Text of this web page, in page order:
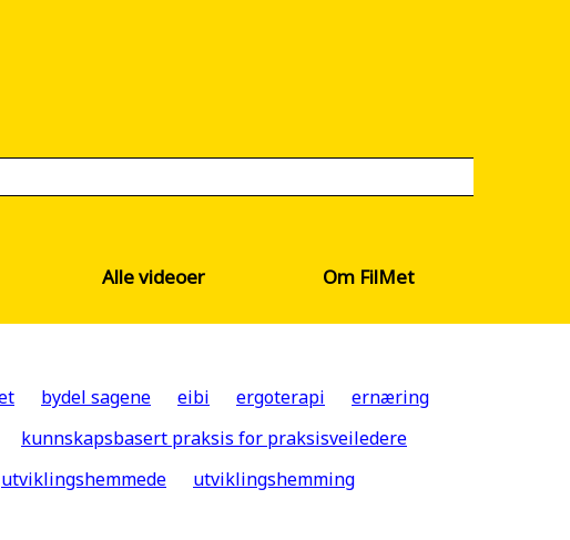
Alle videoer Om FilMet
bydel sagene eibi ergoterapi
ernæring
kunnskapsbasert praksis for praksisveiledere
utviklingshemmede utviklingshemming